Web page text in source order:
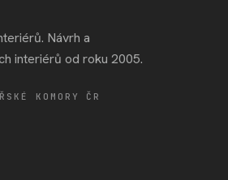
Návrh a
interiérů od roku 2005.
KOMORY ČR